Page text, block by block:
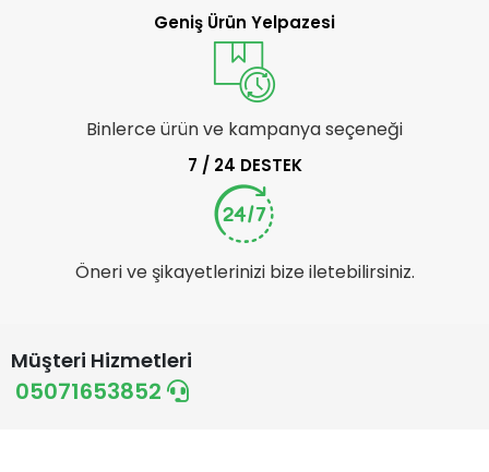
Geniş Ürün Yelpazesi
Binlerce ürün ve kampanya seçeneği
7 / 24 DESTEK
Öneri ve şikayetlerinizi bize iletebilirsiniz.
Müşteri Hizmetleri
05071653852